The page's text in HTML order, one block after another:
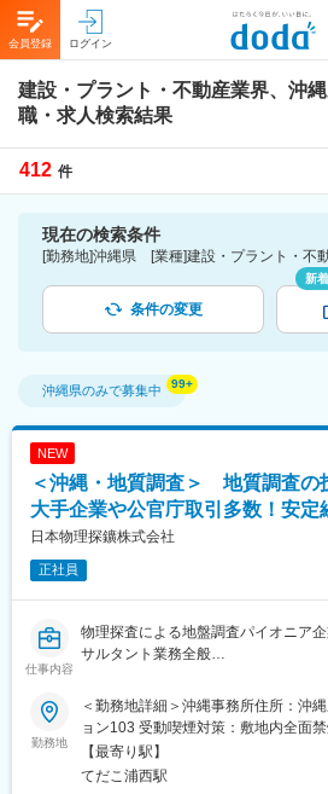
会員登録 ログイン
建設・プラント・不動産業界、沖
職・求人検索結果
412 件
現在の検索条件
条件の変更
新
沖縄県のみで募集中
NEW
＜沖縄・地質調査＞ 地質調査
大手企業や公官庁取引多数！安
日本物理探鑛株式会社
正社員
仕事内容
物理探査による地盤調査パイオニア
サルタント業務全般
■業務概要：【変更の範囲：会社の定
当社の地質調査員としてご活躍いただ
当社では、磁気探査やボーリングの
調査や危険物調査、環境調査などの
勤務地
＜勤務地詳細＞沖縄事務所住所：沖
ョン103 受動喫煙対策：敷地内全面
る事業所
【最寄り駅】
てだこ浦西駅